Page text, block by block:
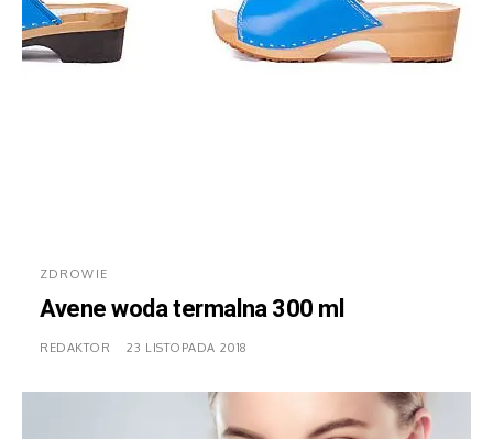
ZDROWIE
Avene woda termalna 300 ml
REDAKTOR 23 LISTOPADA 2018